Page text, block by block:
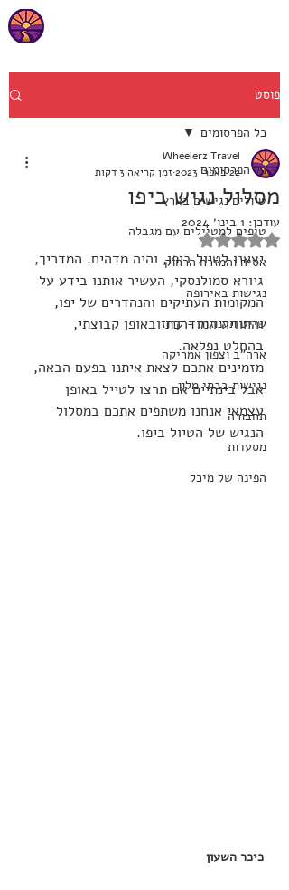
פוסט
כל הפרסומים
טיולים נגישים בארץ
טיפים למטיילים עם מגבלה
אסיה והמזרח הרחוק
נגישות באירופה
שייט תענוגות - קרוז
ארה"ב וצפון אמריקה
נגישות בבתי מלון
תחבורה
מסעדות
הפינה של מיכל
כל הפרסומים
מסלול נגיש ביפו
Wheelerz Travel
22 באפר׳ 2023
זמן קריאה 3 דקות
עודכן: 1 בינו׳ 2024
דירוג של NaN מתוך 5 כוכבים
יצאנו לטיול ביפו, והיה מדהים. המדריך,
גיורא סמולנסקי, העשיר אותנו בידע על
המקומות העתיקים והנהדרים של יפו,
והחוויה המודרכת ובאופן קבוצתי,
בהחלט נפלאה.
מזמינים אתכם לצאת איתנו בפעם הבאה,
אבל בינתיים אם תרצו לטייל באופן
עצמאי אנחנו משתפים אתכם במסלול
הנגיש של הטיול ביפו.
כיכר השעון